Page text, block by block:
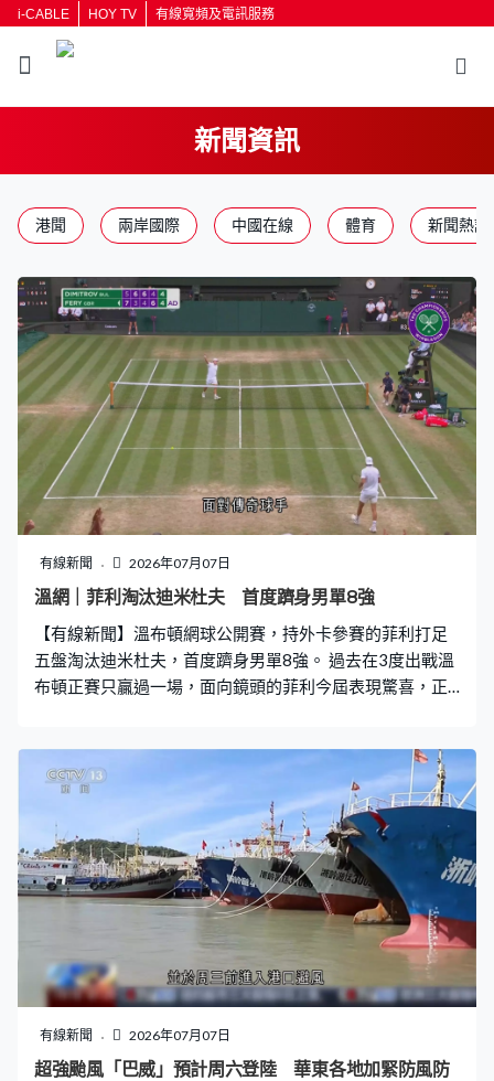
i-CABLE HOY TV 有線寬頻及電訊服務
新聞資訊
港聞 兩岸國際 中國在線 體育 新聞熱話
有線新聞 2026年07月07日
溫網｜菲利淘汰迪米杜夫 首度躋身男單8強
【有線新聞】溫布頓網球公開賽，持外卡參賽的菲利打足
五盤淘汰迪米杜夫，首度躋身男單8強。 過去在3度出戰溫
布頓正賽只贏過一場，面向鏡頭的菲利今屆表現驚喜，正
後1比2。菲利無放棄，趁迪米杜夫上網打板超身球，贏6
比4，要打第五盤分勝負。 這位英國球手說小時候經常來
溫布頓看比賽，到現在首度置身中央場，面對傳奇球手感
到難以置信。與迪米杜夫互保發球局，菲利連續兩圈鬥到
「搶十」都成為贏家，為費達拿、主場球迷送上好戲，菲
利細分贏10比7，盤數3比2過關，8強對應屆法網亞軍意大
利的高保利。 面向鏡頭的費利斯以7比6、6比4、6比4淘
汰畢布歷，8強鬥施維列夫及利赫捷卡的勝方。
有線新聞 2026年07月07日
超強颱風「巴威」預計周六登陸 華東各地加緊防風防